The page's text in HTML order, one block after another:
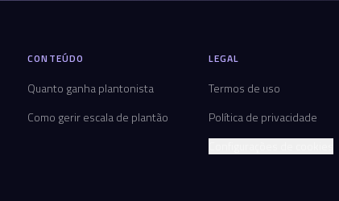
CONTEÚDO
Quanto ganha plantonista
Como gerir escala de plantão
LEGAL
Termos de uso
Política de privacidade